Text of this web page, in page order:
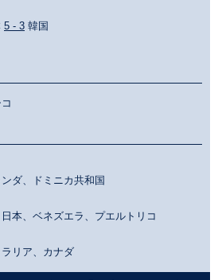
5 - 3 韓国
ダ、ドミニカ共和国
本、ベネズエラ、プエルトリコ
リア、カナダ